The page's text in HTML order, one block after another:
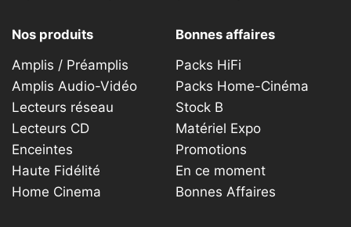
Nos produits
Amplis / Préamplis
Amplis Audio-Vidéo
Lecteurs réseau
Lecteurs CD
Enceintes
Haute Fidélité
Home Cinema
Bonnes affaires
Packs HiFi
Packs Home-Cinéma
Stock B
Matériel Expo
Promotions
En ce moment
Bonnes Affaires